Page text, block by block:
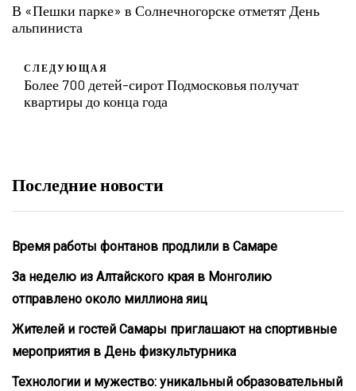
В «Пешки парке» в Солнечногорске отметят День
альпиниста
СЛЕДУЮЩАЯ
Более 700 детей-сирот Подмосковья получат
квартиры до конца года
Последние новости
Время работы фонтанов продлили в Самаре
За неделю из Алтайского края в Монголию
отправлено около миллиона яиц
Жителей и гостей Самары приглашают на спортивные
мероприятия в День физкультурника
Технологии и мужество: уникальный образовательный